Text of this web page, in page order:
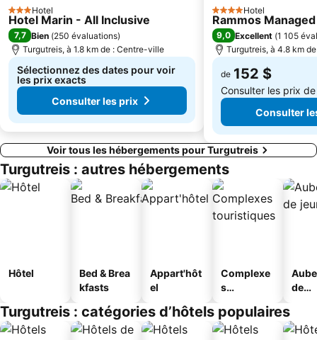
3 Étoiles
Hotel
Hotel Marin - All Inclusive
7,7 Bien (250 évaluations)
Turgutreis, à 1.8 km de : Centre-ville
Sélectionnez des dates pour voir
les prix exacts
Consulter les prix
4 ÉtoilesHotel
Rammos
9,0 Excellent (1 105
Turgutreis, à 4.8 km
de 152 $
Consulter les prix
Consulter
Voir tous les hébergements pour Turgutreis
Turgutreis : autres hébergements
Hôtel
Bed & Brea
kfasts
Appart'hôt
el
Complexe
s
s
de
Turgutreis : catégories d’hôtels populaires